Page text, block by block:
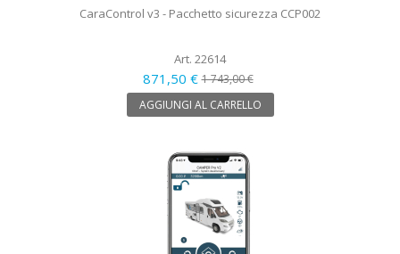
CaraControl v3 - Pacchetto sicurezza CCP002
Art. 22614
871,50 €1 743,00 €
AGGIUNGI AL CARRELLO